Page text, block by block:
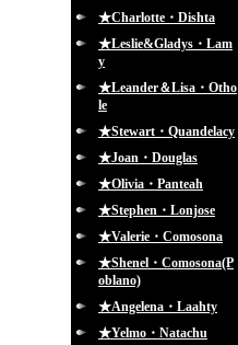
★Charlotte・Dishta
★Leslie&Gladys・Lam
y
★Leander＆Lisa・Otho
le
★Stewart・Quandelacy
★Joan・Douglas
★Olivia・Panteah
★Stephen・Lonjose
★Valerie・Comosona
★Shenel・Comosona(P
oblano)
★Angelena・Laahty
★Yelmo・Natachu